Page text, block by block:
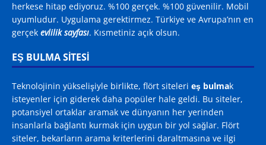
herkese hitap ediyoruz. %100 gerçek. %100 güvenilir. Mobil
uyumludur. Uygulama gerektirmez. Türkiye ve Avrupa’nın en
gerçek evlilik sayfası. Kısmetiniz açık olsun.
EŞ BULMA SITESI
Teknolojinin yükselişiyle birlikte, flört siteleri eş bulmak
isteyenler için giderek daha popüler hale geldi. Bu siteler,
potansiyel ortaklar aramak ve dünyanın her yerinden
insanlarla bağlantı kurmak için uygun bir yol sağlar. Flört
siteler, bekarların arama kriterlerini daraltmasına ve ilgi